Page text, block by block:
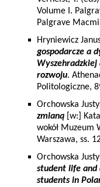
Volume I.
Palgrave
Hryniewicz
gospodarcze a
rozwoju.
Politologiczne,
Orchowska
zmianą [w:]
wokół Muzeum
Warszawa, ss.
Orchowska
student life and
students in